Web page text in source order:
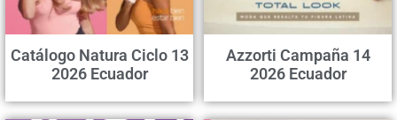
Catálogo Natura Ciclo 13
2026 Ecuador
Azzorti Campaña 14
2026 Ecuador